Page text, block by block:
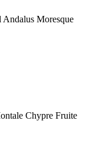
Andalus Moresque
Chypre Fruite